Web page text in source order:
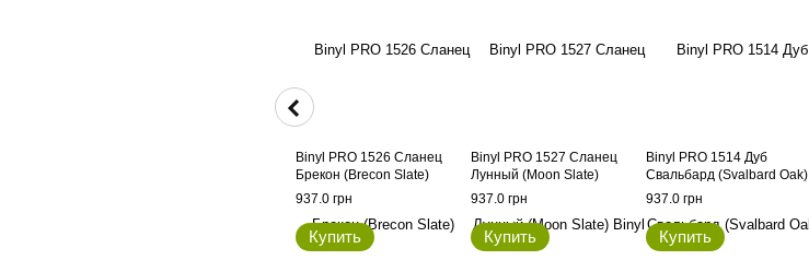
Binyl PRO 1526 Сланец
Брекон (Brecon Slate)
937.0 грн
Купить
Binyl PRO 1527 Сланец
Лунный (Moon Slate)
937.0 грн
Купить
Binyl PRO 1514 Дуб
Свальбард (Svalbard Oak)
937.0 грн
Купить